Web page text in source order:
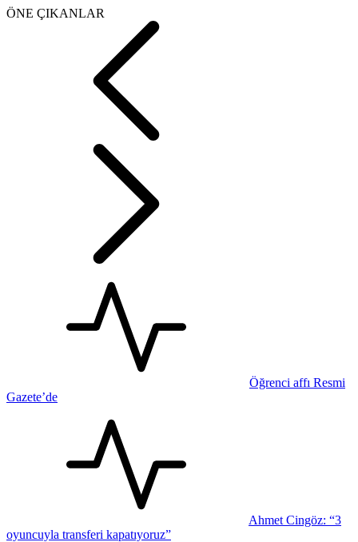
ÖNE ÇIKANLAR
Öğrenci affı Resmi
Gazete’de
Ahmet Cingöz: “3
oyuncuyla transferi kapatıyoruz”